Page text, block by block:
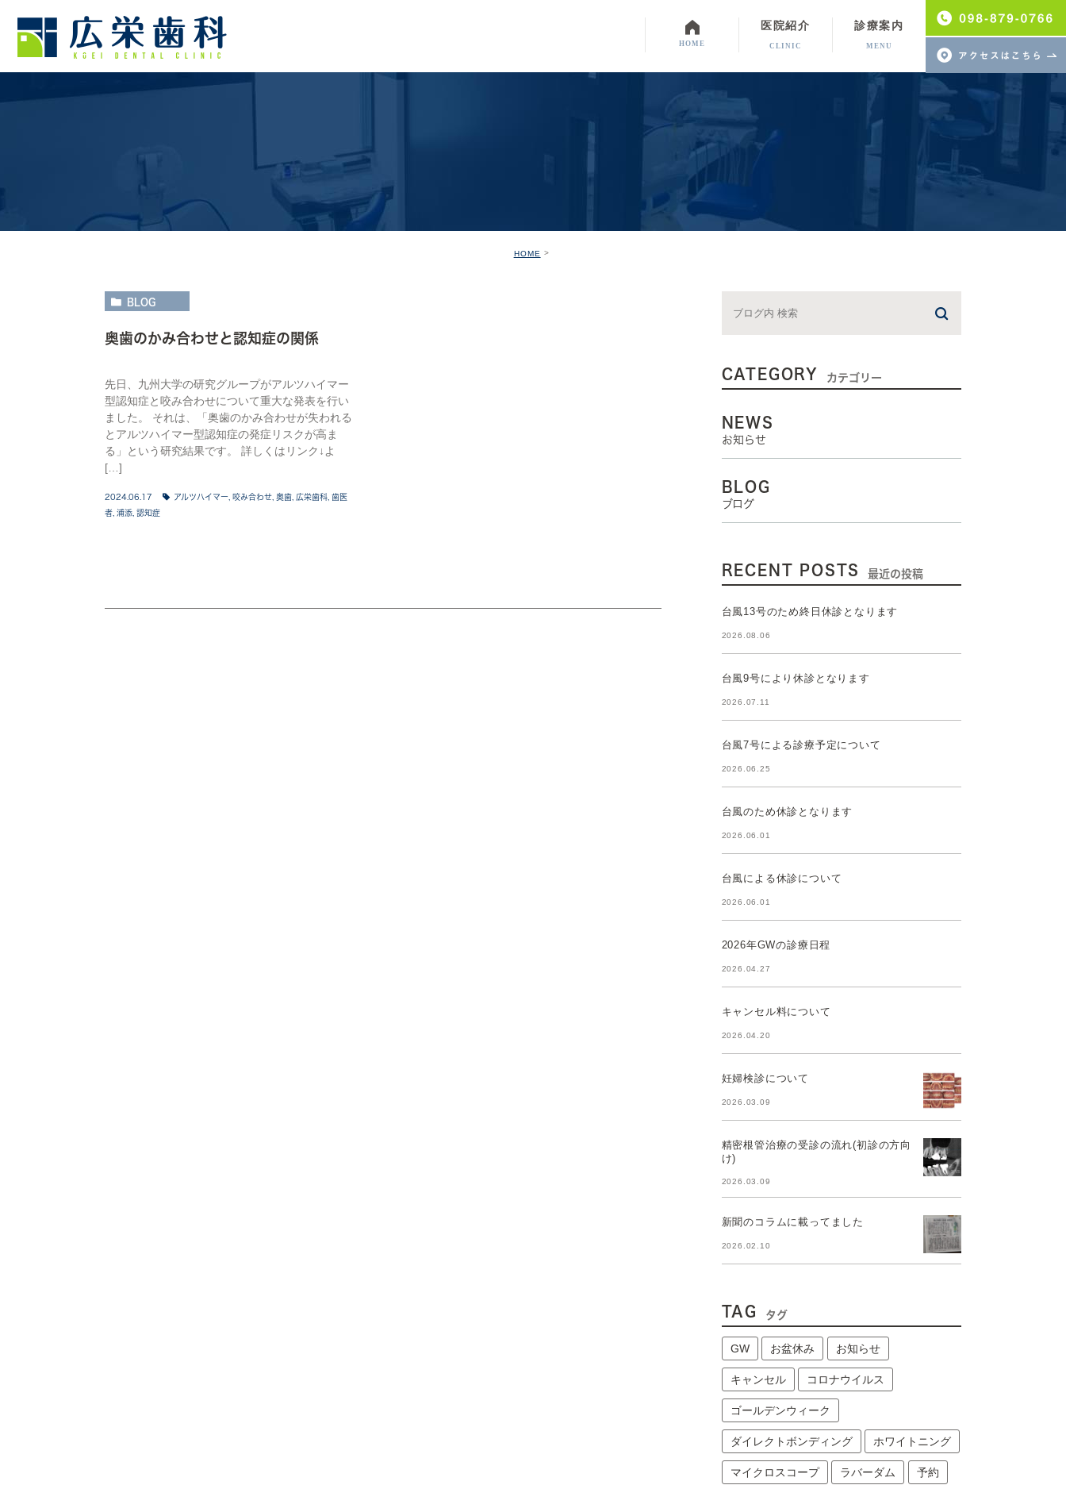
HOME
医院紹介
CLINIC
診療案内
MENU
HOME
BLOG
奥歯のかみ合わせと認知症の関係
先日、九州大学の研究グループがアルツハイマー
型認知症と咬み合わせについて重大な発表を行い
ました。 それは、「奥歯のかみ合わせが失われる
とアルツハイマー型認知症の発症リスクが高ま
る」という研究結果です。 詳しくはリンク↓よ
[…]
2024.06.17 アルツハイマー 咬み合わせ 奥歯 広栄歯科 歯医
者 浦添 認知症
CATEGORY カテゴリー
NEWS
お知らせ
BLOG
ブログ
RECENT POSTS 最近の投稿
台風13号のため終日休診となります
2026.08.06
台風9号により休診となります
2026.07.11
台風7号による診療予定について
2026.06.25
台風のため休診となります
2026.06.01
台風による休診について
2026.06.01
2026年GWの診療日程
2026.04.27
キャンセル料について
2026.04.20
妊婦検診について
2026.03.09
精密根管治療の受診の流れ(初診の方向
け)
2026.03.09
新聞のコラムに載ってました
2026.02.10
TAG タグ
GW お盆休み お知らせ
キャンセル コロナウイルス
ゴールデンウィーク
ダイレクトボンディング ホワイトニング
マイクロスコープ ラバーダム 予約